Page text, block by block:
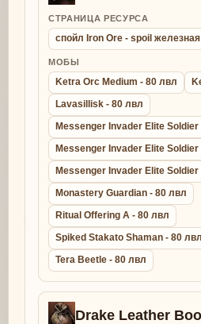
СТРАНИЦА РЕСУРСА
спойл Iron Ore - spoil
МОБЫ
Ketra Orc Medium - 80 лвл
Lavasillisk - 80 лвл
Messenger Invader Elite Soldier
Messenger Invader Elite Soldier
Messenger Invader Elite Soldier
Monastery Guardian - 80 лвл
Ritual Offering A - 80 лвл
Spiked Stakato Shaman - 80 лвл
Tera Beetle - 80 лвл
Drake Leather